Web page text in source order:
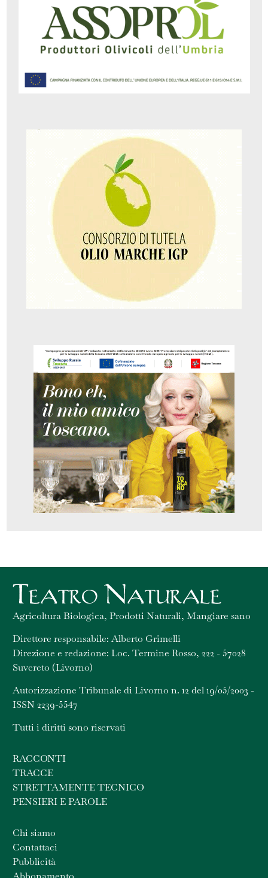
Agricoltura Biologica, Prodotti Naturali, Mangiare sano
Direttore responsabile: Alberto Grimelli
Direzione e redazione: Loc. Termine Rosso, 222 - 57028
Suvereto (Livorno)
Autorizzazione Tribunale di Livorno n. 12 del 19/05/2003 -
ISSN 2239-5547
Tutti i diritti sono riservati
RACCONTI
TRACCE
STRETTAMENTE TECNICO
PENSIERI E PAROLE
Chi siamo
Contattaci
Pubblicità